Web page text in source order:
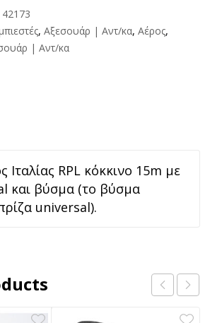
42173
, Αξεσουάρ | Αντ/κα, Αέρος,
| Αντ/κα
Ιταλίας RPL κόκκινο 15m με
και βύσμα (το βύσμα
universal).